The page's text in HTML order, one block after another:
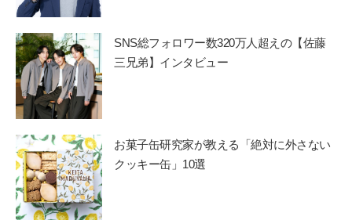
SNS総フォロワー数320万人超えの【佐藤
三兄弟】インタビュー
お菓子缶研究家が教える「絶対に外さない
クッキー缶」10選